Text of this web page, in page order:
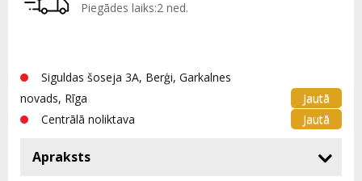
Piegādes laiks:2 ned.
Siguldas šoseja 3A, Berģi, Garkalnes
novads, Rīga
Jautā
Centrālā noliktava
Jautā
Apraksts